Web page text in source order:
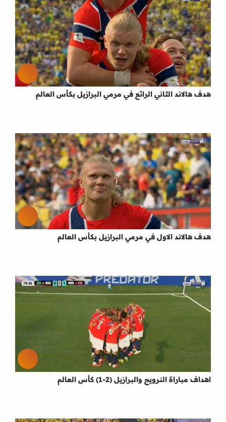
هدف هالاند الثاني الرائع في مرمي البرازيل بكأس العالم
هدف هالاند الاول في مرمي البرازيل بكأس العالم
اهداف مباراة النرويج والبرازيل (2-1) كأس العالم